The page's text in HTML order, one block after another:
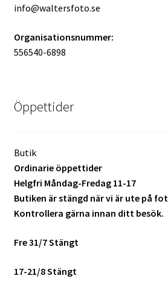
info@waltersfoto.se
Organisationsnummer:
556540-6898
Öppettider
Butik
Ordinarie öppettider
Helgfri Måndag-Fredag 11-17
Butiken är stängd när vi är ute på
Kontrollera gärna innan ditt besök.
Fre 31/7 Stängt
17-21/8 Stängt